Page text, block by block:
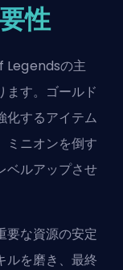
性
Legendsの主
ます。ゴールド
化するアイテム
ミニオンを倒す
ベルアップさせ
要な資源の安定
ルを磨き、最終